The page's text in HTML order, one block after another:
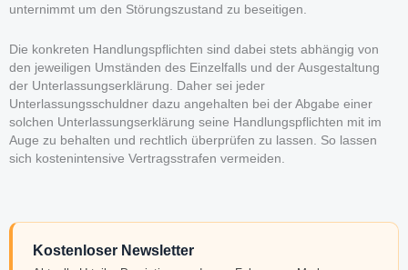
unternimmt um den Störungszustand zu beseitigen.
Die konkreten Handlungspflichten sind dabei stets abhängig von
den jeweiligen Umständen des Einzelfalls und der Ausgestaltung
der Unterlassungserklärung. Daher sei jeder
Unterlassungsschuldner dazu angehalten bei der Abgabe einer
solchen Unterlassungserklärung seine Handlungspflichten mit im
Auge zu behalten und rechtlich überprüfen zu lassen. So lassen
sich kostenintensive Vertragsstrafen vermeiden.
Kostenloser Newsletter